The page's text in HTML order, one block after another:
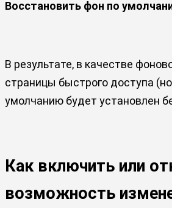
Восстановить фон по
В результате, в качестве
страницы быстрого доступа
умолчанию будет установлен
Как включить или
возможность